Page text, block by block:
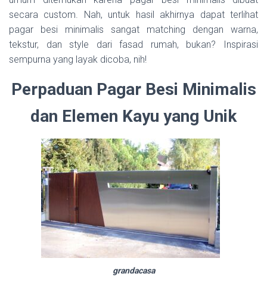
secara custom. Nah, untuk hasil akhirnya dapat terlihat
pagar besi minimalis sangat matching dengan warna,
tekstur, dan style dari fasad rumah, bukan? Inspirasi
sempurna yang layak dicoba, nih!
Perpaduan Pagar Besi Minimalis
dan Elemen Kayu yang Unik
grandacasa